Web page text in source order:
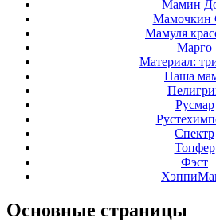
Мамин
Мамочкин
Мамуля
Марго
Материал:
Наша
Русмар
Спектр
Топфер
Фэст
Основные страницы